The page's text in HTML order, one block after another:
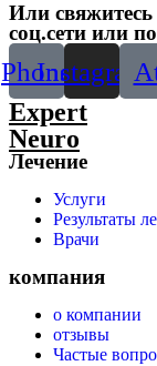
Или свяжитесь
соц.сети или
PhoneInstagram
Expert
Neuro
Лечение
Услуги
Результаты
Врачи
компания
о компании
отзывы
Частые